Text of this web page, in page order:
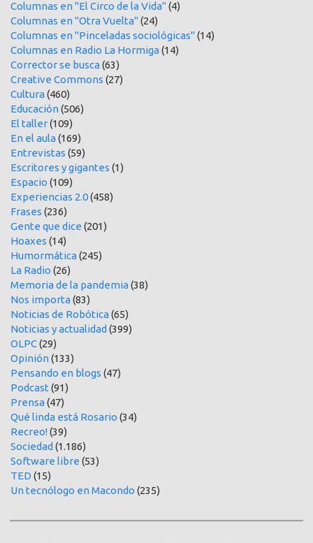
Columnas en "El Circo de la Vida"(4)
Columnas en "Otra Vuelta"(24)
Columnas en "Pinceladas sociológicas"(14)
Columnas en Radio La Hormiga(14)
Corrector se busca(63)
Creative Commons (27)
Cultura(460)
Educación(506)
El taller(109)
En el aula(169)
Entrevistas (59)
Escritores y gigantes (1)
Espacio (109)
Experiencias 2.0(458)
Frases (236)
Gente que dice (201)
Hoaxes (14)
Humormática(245)
La Radio (26)
Memoria de la pandemia(38)
Nos importa(83)
Noticias de Robótica(65)
Noticias y actualidad (399)
OLPC(29)
Opinión(133)
Pensando en blogs (47)
Podcast (91)
Prensa(47)
Qué linda está Rosario (34)
Recreo!(39)
Sociedad (1.186)
Software libre (53)
TED (15)
Un tecnólogo en Macondo (235)